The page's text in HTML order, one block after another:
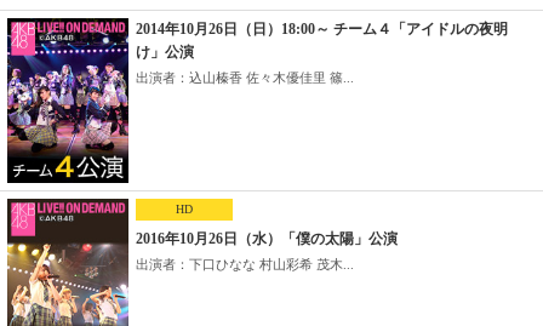
2014年10月26日（日）18:00～ チーム４「アイドルの夜明
け」公演
出演者：込山榛香 佐々木優佳里 篠...
HD
2016年10月26日（水）「僕の太陽」公演
出演者：下口ひなな 村山彩希 茂木...